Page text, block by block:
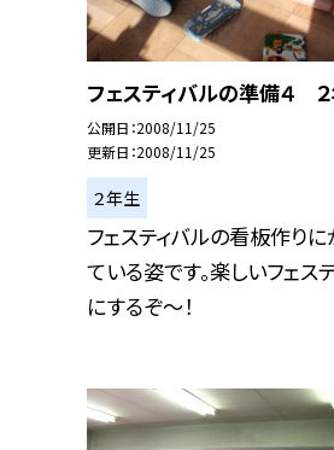
フェスティバルの準備４
公開日 2008/11/25
更新日 2008/11/25
２年生
フェスティバルの看板作り
ている姿です。楽しいフェス
にするぞ〜！